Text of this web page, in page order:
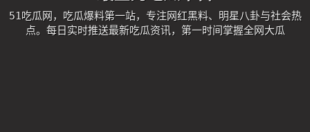
51吃瓜网，吃瓜爆料第一站，专注网红黑料、明星八卦与社会热
点。每日实时推送最新吃瓜资讯，第一时间掌握全网大瓜